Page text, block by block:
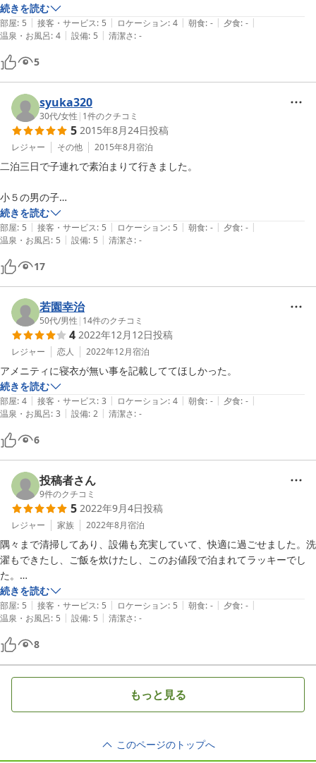
洗濯機も使用出来るのがすごく便助かりました。普通の一戸建てでコテ
ージに宿泊するより便利です！
オーナーさんも感じの
良い方で｢何か不便があれば言って下さい｣と声をかけて頂きました。
続きを読む
部屋: 5 | 接客・サービス: 5 | ロケーション: 4 | 朝食: - | 夕食: - |
温泉・お風呂: 4 | 設備: 5 | 清潔さ: -
5
syuka320
30代/女性 | 1件のクチコミ
5 2015年8月24日投稿
レジャー その他 2015年8月宿泊
二泊三日で子連れで素泊まりて行きました。
小５の男の子
小３の女の子です。
目的は海と
とれとれ市場で新鮮な魚を食べることでした。
三段屋は
一軒家で二階建ての所に宿泊でした。
一階、二階にエアコンがありました。
着くと二階の部屋に布団もひいてありました。
キッチンもあり
何か食べたかったら
キッチンを使い料理もできます。
冷蔵庫もあって調味料もあり便利でした。
かなり、自由に過ごせたし
家にいるような感じでした。
とれとれ市場まで
車で１０分くらい。
その近くに２４時間営業のオークワもあり便利でした。
続きを読む
部屋: 5 | 接客・サービス: 5 | ロケーション: 5 | 朝食: - | 夕食: - |
温泉・お風呂: 5 | 設備: 5 | 清潔さ: -
17
若園幸治
50代/男性 | 14件のクチコミ
4 2022年12月12日投稿
レジャー 恋人 2022年12月宿泊
アメニティに寝衣が無い事を記載しててほしかった。
続きを読む
部屋: 4 | 接客・サービス: 3 | ロケーション: 4 | 朝食: - | 夕食: - |
温泉・お風呂: 3 | 設備: 2 | 清潔さ: -
6
投稿者さん
9件のクチコミ
5 2022年9月4日投稿
レジャー 家族 2022年8月宿泊
隅々まで清掃してあり、設備も充実していて、快適に過ごせました。洗
濯もできたし、ご飯を炊けたし、このお値段で泊まれてラッキーでし
た。
また、利用させていただきます。
続きを読む
部屋: 5 | 接客・サービス: 5 | ロケーション: 5 | 朝食: - | 夕食: - |
温泉・お風呂: 5 | 設備: 5 | 清潔さ: -
8
もっと見る
このページのトップへ